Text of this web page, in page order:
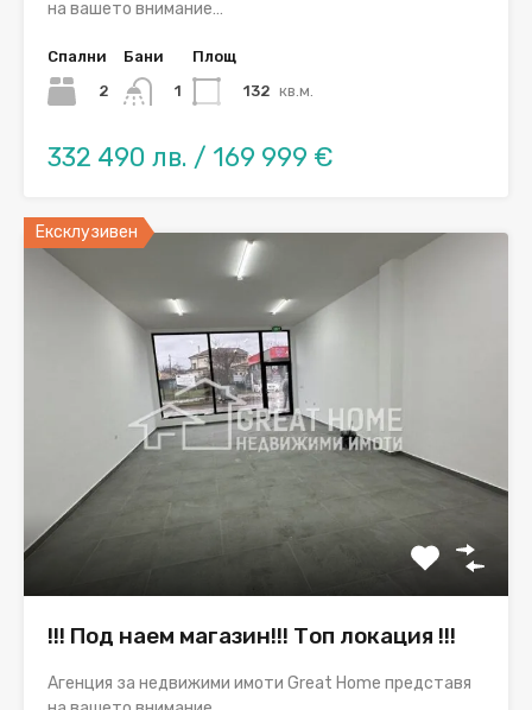
на вашето внимание…
Спални
2
Бани
1
Площ
132 кв.м.
332 490 лв. / 169 999 €
Ексклузивен
!!! Под наем магазин!!! Топ локация !!!
Агенция за недвижими имоти Great Home представя